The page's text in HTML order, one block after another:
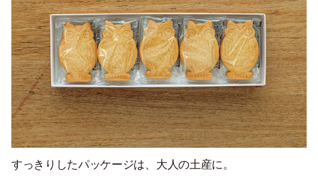
すっきりしたパッケージは、大人の土産に。